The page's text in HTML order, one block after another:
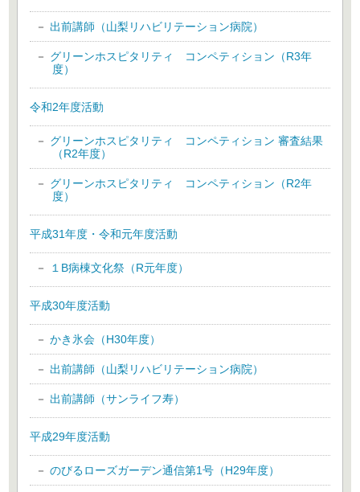
出前講師（山梨リハビリテーション病院）
グリーンホスピタリティ コンペティション（R3年
度）
令和2年度活動
グリーンホスピタリティ コンペティション 審査結果
（R2年度）
グリーンホスピタリティ コンペティション（R2年
度）
平成31年度・令和元年度活動
１B病棟文化祭（R元年度）
平成30年度活動
かき氷会（H30年度）
出前講師（山梨リハビリテーション病院）
出前講師（サンライフ寿）
平成29年度活動
のびるローズガーデン通信第1号（H29年度）